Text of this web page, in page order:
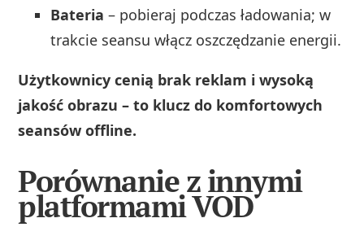
Bateria – pobieraj podczas ładowania; w
trakcie seansu włącz oszczędzanie energii.
Użytkownicy cenią brak reklam i wysoką
jakość obrazu – to klucz do komfortowych
seansów offline.
Porównanie z innymi
platformami VOD